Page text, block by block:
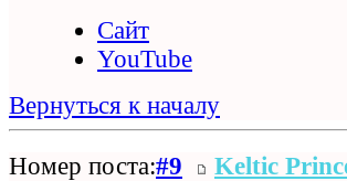
Сайт
YouTube
Вернуться к началу
Номер поста:#9 Keltic